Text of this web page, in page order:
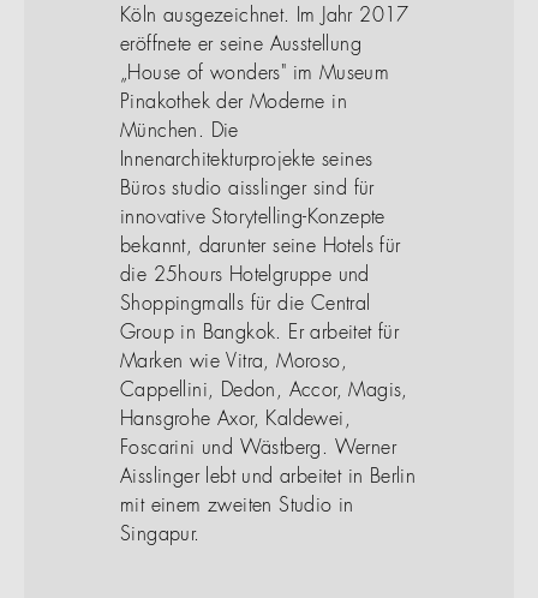
Köln ausgezeichnet. Im Jahr 2017
eröffnete er seine Ausstellung
„House of wonders" im Museum
Pinakothek der Moderne in
München. Die
Innenarchitekturprojekte seines
Büros studio aisslinger sind für
innovative Storytelling-Konzepte
bekannt, darunter seine Hotels für
die 25hours Hotelgruppe und
Shoppingmalls für die Central
Group in Bangkok. Er arbeitet für
Marken wie Vitra, Moroso,
Cappellini, Dedon, Accor, Magis,
Hansgrohe Axor, Kaldewei,
Foscarini und Wästberg. Werner
Aisslinger lebt und arbeitet in Berlin
mit einem zweiten Studio in
Singapur.